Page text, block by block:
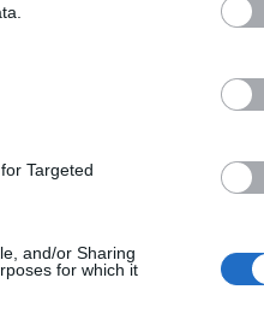
Targeted
and/or Sharing
for which it
ne fonctionnait pas. On est allés
cuisine, important pour nous
l'utiliser c'était pas possible
facile d'offrir un bon petit
faire de l'argent, mais il n'aime pas